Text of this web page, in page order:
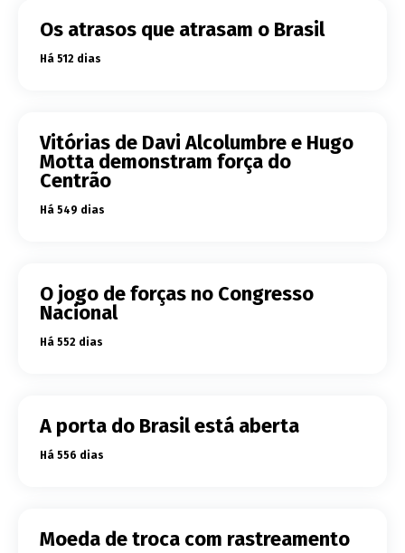
Os atrasos que atrasam o Brasil
Há 512 dias
Vitórias de Davi Alcolumbre e Hugo
Motta demonstram força do
Centrão
Há 549 dias
O jogo de forças no Congresso
Nacional
Há 552 dias
A porta do Brasil está aberta
Há 556 dias
Moeda de troca com rastreamento